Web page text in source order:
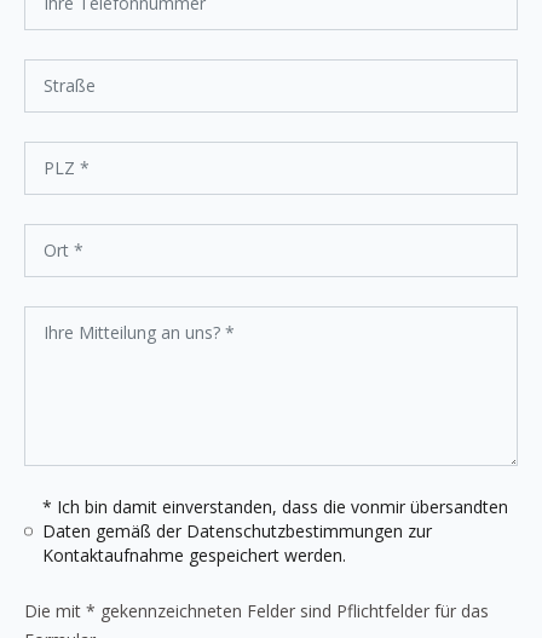
* Ich bin damit einverstanden, dass die vonmir übersandten
Daten gemäß der Datenschutzbestimmungen zur
Kontaktaufnahme gespeichert werden.
Die mit * gekennzeichneten Felder sind Pflichtfelder für das